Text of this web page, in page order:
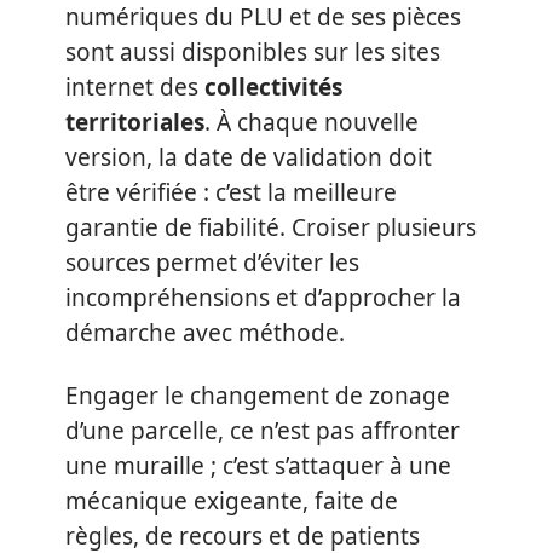
numériques du PLU et de ses pièces
sont aussi disponibles sur les sites
internet descollectivités
territoriales. À chaque nouvelle
version, la date de validation doit
être vérifiée : c’est la meilleure
garantie de fiabilité. Croiser plusieurs
sources permet d’éviter les
incompréhensions et d’approcher la
démarche avec méthode.
Engager le changement de zonage
d’une parcelle, ce n’est pas affronter
une muraille ; c’est s’attaquer à une
mécanique exigeante, faite de
règles, de recours et de patients